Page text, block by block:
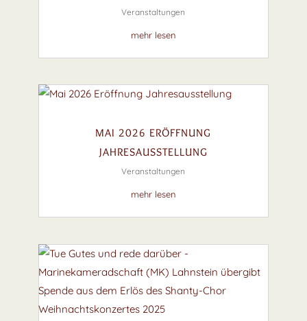
Veranstaltungen
mehr lesen
MAI 2026 ERÖFFNUNG
JAHRESAUSSTELLUNG
Veranstaltungen
mehr lesen